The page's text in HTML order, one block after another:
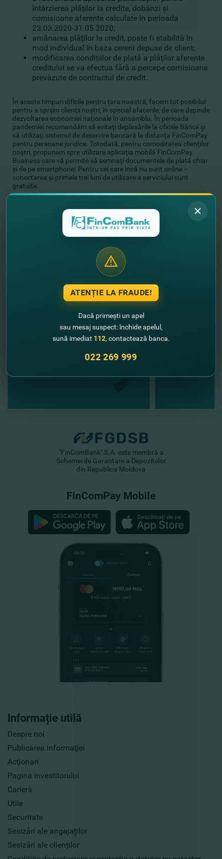
întârzierea plăţilor la credite, dobânzi şi
comisioane aferente calculate în perioada
23.03.2020-31.05.2020;
amânarea plăţilor la credit, poate fi stabilită în
mod individual în baza cererii depuse de client;
modificarea condiţiilor de plată a plăţilor aferente
creditului se va efectua fără a percepe comisioane
prevăzute de contractul de credit.
În aceste timpuri dificile pentru ţara noastră, facem tot posibilul
pentru a sprijini clienţii noştri, în special afacerile, de care depinde
dezvoltarea economiei naţionale în ansamblu. În perioada
pandemiei recomandăm să evitaţi deplasările la oficiile Băncii şi
să utilizaţi sistemul de deservire bancară la distanţa FinComPay
pentru persoane juridice. Totodată, pentru comoditatea clienţilor
noştri, propunem spre utilizare aplicaţia mobilă FinComPay
Business care vă permite să semnaţi documentele de plată chiar
şi de pe smartphone! Pentru cei care încă nu sunt online –
conectarea şi primele trei luni de utilizare a serviciului sunt
gratuite.
care vă deserviţi.
Aveţi grijă de voi şi de cei dragi!
Alte noutăţi
Informație utilă
Despre noi
Publicarea informaţiei
Acţionari
Pagina investitorului
Carieră
Utile
Securitate
Sesizări ale angajaților
Sesizări ale clienților
"FinComBank" S.A. este membră a
Schemei de Garantare a Depozitelor
din Republica Moldova
FinComPay Mobile
ATENȚIE LA FRAUDE!
Dacă primești un apel
sau mesaj suspect: închide apelul,
sună imediat 112, contactează banca.
022 269 999